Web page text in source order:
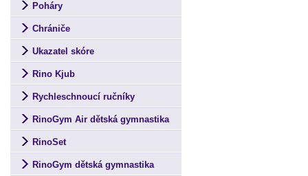
Poháry
Chrániče
Ukazatel skóre
Rino Kjub
Rychleschnoucí ručníky
RinoGym Air dětská gymnastika
RinoSet
RinoGym dětská gymnastika